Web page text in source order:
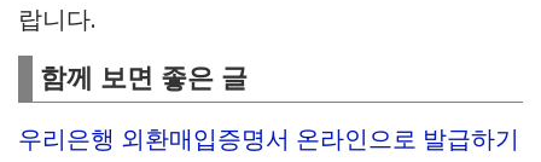
랍니다.
함께 보면 좋은 글
우리은행 외환매입증명서 온라인으로 발급하기